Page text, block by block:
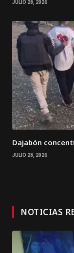
JULIO 28, 2026
Dajabón
JULIO 28, 2026
NOTICIAS